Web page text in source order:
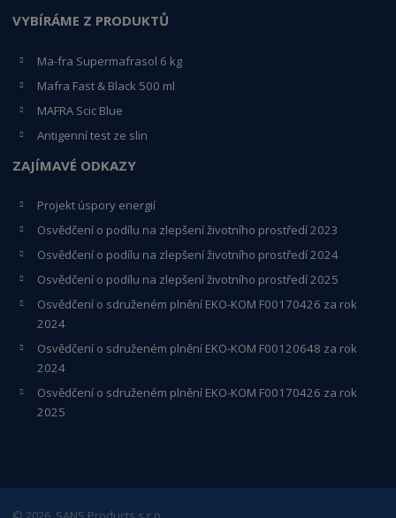
VYBÍRÁME Z PRODUKTŮ
Ma-fra Supermafrasol 6 kg
Mafra Fast & Black 500 ml
MAFRA Scic Blue
Antigenní test ze slin
ZAJÍMAVÉ ODKAZY
Projekt úspory energií
Osvědčení o podílu na zlepšení životního prostředí 2023
Osvědčení o podílu na zlepšení životního prostředí 2024
Osvědčení o podílu na zlepšení životního prostředí 2025
Osvědčení o sdruženém plnění EKO-KOM F00170426 za rok
2024
Osvědčení o sdruženém plnění EKO-KOM F00120648 za rok
2024
Osvědčení o sdruženém plnění EKO-KOM F00170426 za rok
2025